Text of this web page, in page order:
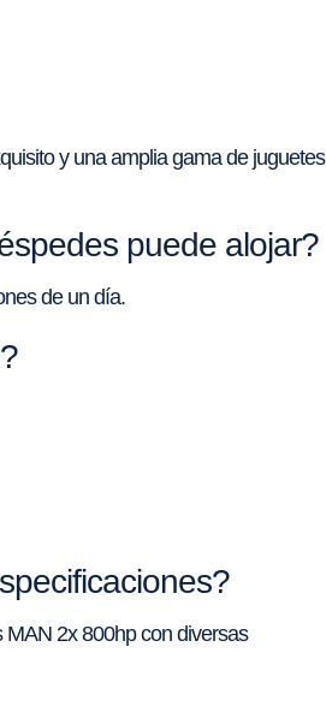
y una amplia gama de juguetes
puede alojar?
de un día.
MAN 2x 800hp con diversas